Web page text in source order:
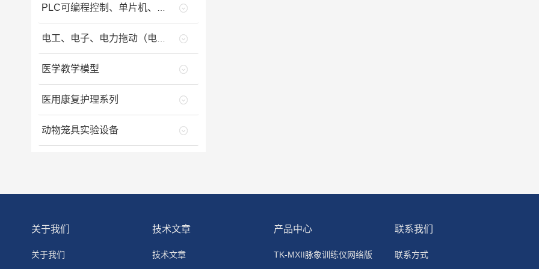
电工、电子、电力拖动（电气控制）类
医学教学模型
医用康复护理系列
动物笼具实验设备
关于我们
关于我们
技术文章
技术文章
产品中心
TK-MXII脉象训练仪网络版
联系我们
联系方式